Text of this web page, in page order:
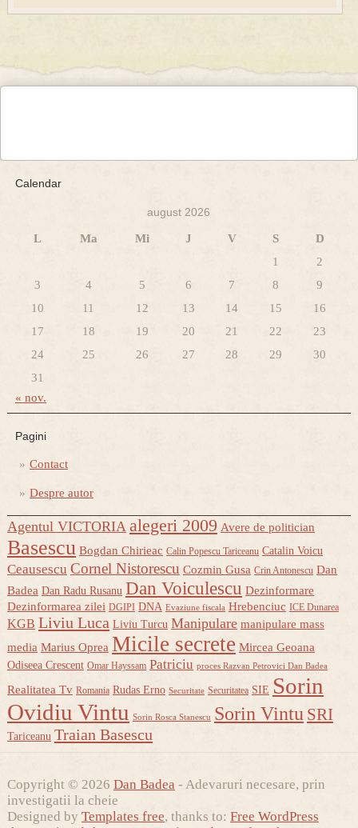
Calendar
august 2026
L Ma Mi J V S
D
1
2
3
4 5 6 7 8
9
10
11 12 13 14 15
16
17
18 19 20 21 22
23
24
25 26 27 28 29
30
31
« nov.
Pagini
Contact
Despre autor
Agentul VICTORIA alegeri 2009 Avere de politician
Basescu Bogdan Chirieac Calin Popescu Tariceanu Catalin Voicu
Ceausescu Cornel Nistorescu Cozmin Gusa Crin Antonescu Dan
Badea Dan Radu Rusanu Dan Voiculescu Dezinformare
Dezinformarea zilei DGIPI DNA Evaziune fiscala Hrebenciuc ICE Dunarea
KGB Liviu Luca Liviu Turcu Manipulare manipulare mass
media Marius Oprea Micile secrete Mircea Geoana
Odiseea Crescent Omar Hayssam Patriciu proces Razvan Petrovici Dan Badea
Realitatea Tv Romania Rudas Erno Securitate Securitatea SIE Sorin
Ovidiu Vintu Sorin Rosca Stanescu Sorin Vintu SRI
Tariceanu Traian Basescu
Copyright © 2026 Dan Badea - Adevaruri necesare, prin
investigatii la cheie
Designed by Templates free, thanks to: Free WordPress